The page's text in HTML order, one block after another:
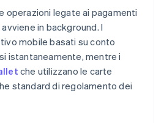
operazioni legate ai pagamenti
in background. I
mobile basati su conto
istantaneamente, mentre i
che utilizzano le carte
standard di regolamento dei